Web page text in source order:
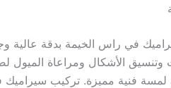
في راس الخيمة بدقة
الأشكال ومراعاة الميول
لمسة فنية مميزة. تركيب